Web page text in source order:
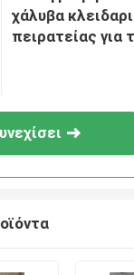
χάλυβα
πειρατείας για